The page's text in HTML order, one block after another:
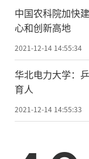
中国农科院加快
心和创新高地
2021-12-14 14:55:34
华北电力大学：
育人
2021-12-14 14:55:33